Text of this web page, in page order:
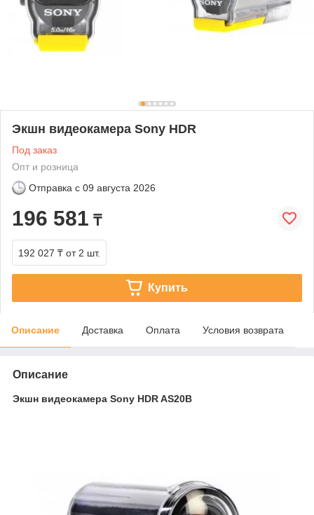
Экшн видеокамера Sony HDR
Под заказ
Опт и розница
Отправка с 09 августа 2026
196 581 ₸
192 027 ₸ от 2 шт.
Купить
Описание Доставка Оплата Условия возврата
Описание
Экшн видеокамера Sony HDR AS20B